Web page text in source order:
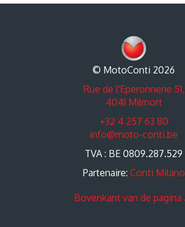
© MotoConti 2026
Rue de l'Eperonnerie 51,
4041 Milmort
+32 4 257 63 80
info@moto-conti.be
TVA : BE 0809.287.529
Partenaire: Conti Milano
Bovenkant van de pagina